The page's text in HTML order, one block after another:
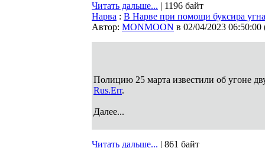
Читать дальше... | 1196 байт
Нарва : В Нарве при помощи буксира
Автор: MONMOON в 02/04/2023 06:50:00
Полицию 25 марта известили об угоне
Rus.Err.
Далее...
Читать дальше... | 861 байт